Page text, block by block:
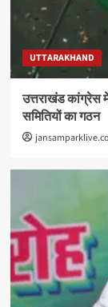
UTTARAKHAND
उत्तराखंड कांग्रेस
समितियों का गठन